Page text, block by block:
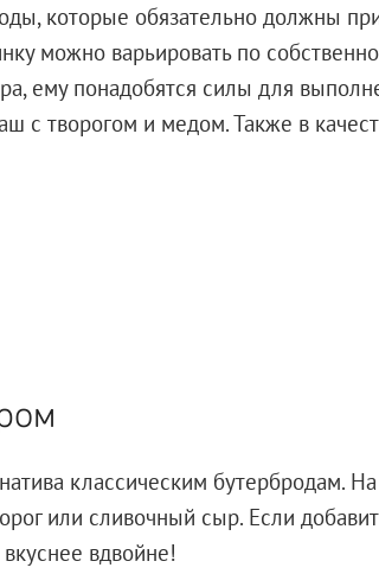
которые обязательно должны
можно варьировать по
ему понадобятся силы для
с творогом и медом. Также в
классическим бутербродам.
или сливочный сыр. Если
и вкуснее вдвойне!